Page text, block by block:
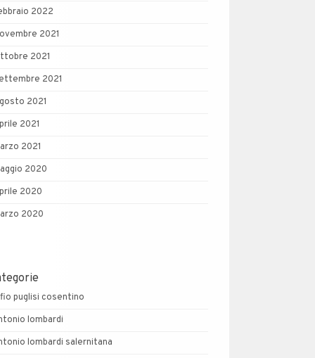
2022
2021
2021
2021
2021
2021
2021
2020
2020
2020
puglisi cosentino
lombardi
lombardi salernitana